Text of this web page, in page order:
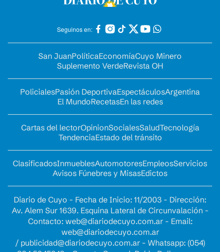
Seguinos en:
San JuanPolíticaEconomíaCuyo Minero
Suplemento VerdeRevista OH
PolicialesPasión DeportivaEspectáculosArgentina
El MundoRecetasEn las redes
Cartas del lectorOpinionSocialesSaludTecnología
TendenciaEstado del tránsito
ClasificadosInmueblesAutomotoresEmpleosServicios
Avisos Fúnebres y MisasEdictos
Diario de Cuyo - Fecha de Inicio: 11/2003 - Dirección:
Av. Alem Sur 1639. Esquina Lateral de Circunvalación -
Contacto: web@diariodecuyo.com.ar- Email:
web@diariodecuyo.com.ar
/ publicidad@diariodecuyo.com.ar- Whatsapp: (054)